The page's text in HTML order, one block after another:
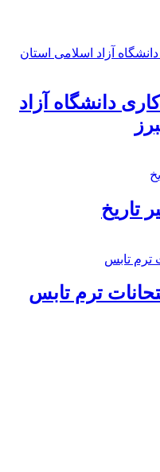
دانشگاه آزاد
تاریخ
ترم تابس